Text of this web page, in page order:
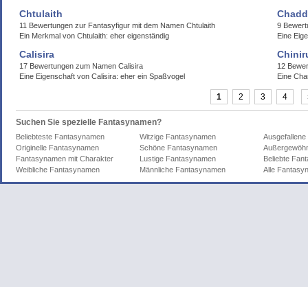
Chtulaith
11 Bewertungen zur Fantasyfigur mit dem Namen Chtulaith
Ein Merkmal von Chtulaith: eher eigenständig
9
Eine
Calisira
17 Bewertungen zum Namen Calisira
Eine Eigenschaft von Calisira: eher ein Spaßvogel
12
Eine
1 2 3 4
Suchen Sie spezielle Fantasynamen?
Beliebteste Fantasynamen Witzige Fantasynamen
Originelle Fantasynamen
Schöne Fantasynamen
Fantasynamen mit Charakter
Lustige Fantasynamen
Beliebte
Weibliche Fantasynamen
Männliche Fantasynamen Alle